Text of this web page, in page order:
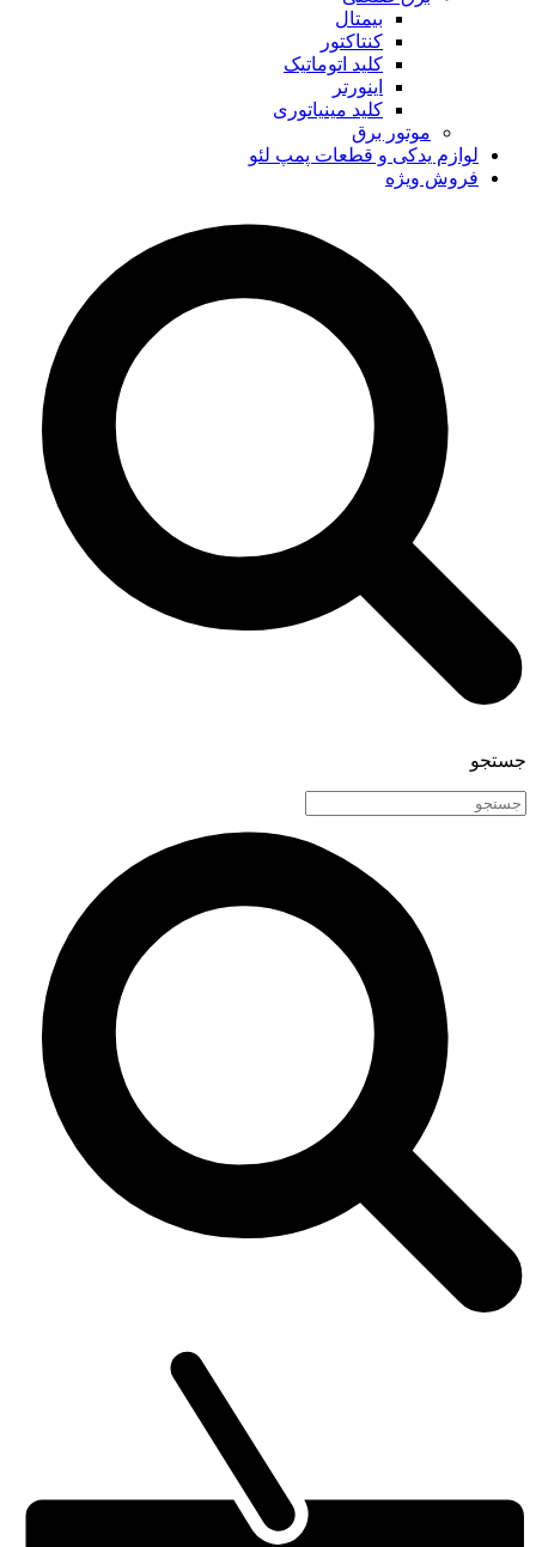
بیمتال
کنتاکتور
کلید اتوماتیک
اینورتر
کلید مینیاتوری
موتور برق
لوازم یدکی و قطعات پمپ لئو
فروش ویژه
جستجو